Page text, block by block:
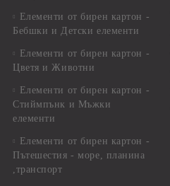
Елементи от бирен картон -
Бебшки и Детски елементи
Елементи от бирен картон -
Цветя и Животни
Елементи от бирен картон -
Стиймпънк и Мъжки
елементи
Елементи от бирен картон -
Пътешестия - море, планина
,транспорт